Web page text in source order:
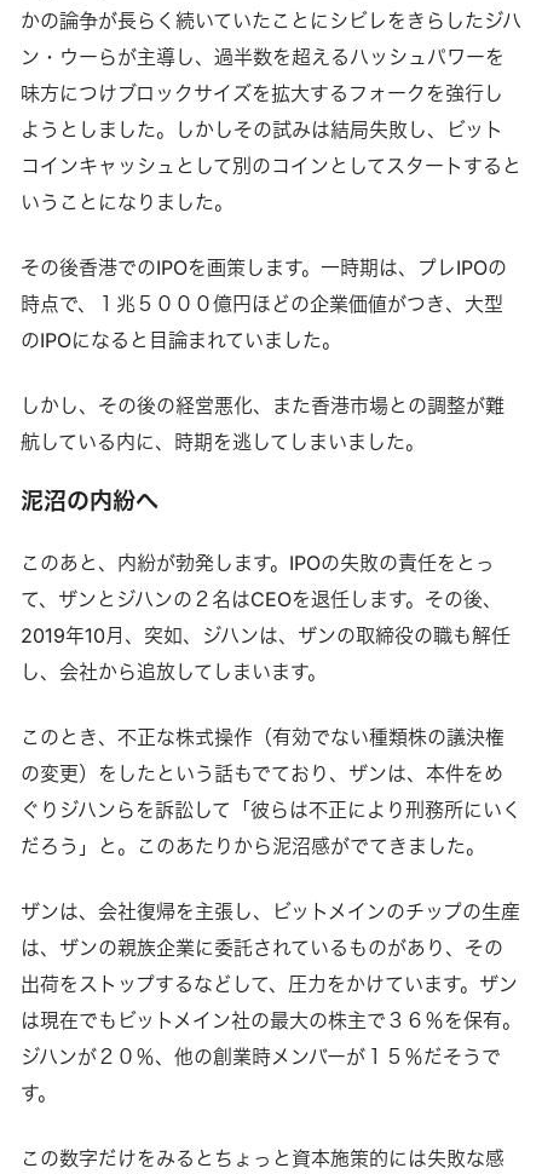
かの論争が長らく続いていたことにシビレをきらしたジハ
ン・ウーらが主導し、過半数を超えるハッシュパワーを
味方につけブロックサイズを拡大するフォークを強行し
ようとしました。しかしその試みは結局失敗し、ビット
コインキャッシュとして別のコインとしてスタートすると
いうことになりました。
その後香港でのIPOを画策します。一時期は、プレIPOの
時点で、１兆５０００億円ほどの企業価値がつき、大型
のIPOになると目論まれていました。
しかし、その後の経営悪化、また香港市場との調整が難
航している内に、時期を逃してしまいました。
泥沼の内紛へ
このあと、内紛が勃発します。IPOの失敗の責任をとっ
て、ザンとジハンの２名はCEOを退任します。その後、
2019年10月、突如、ジハンは、ザンの取締役の職も解任
し、会社から追放してしまいます。
このとき、不正な株式操作（有効でない種類株の議決権
の変更）をしたという話もでており、ザンは、本件をめ
ぐりジハンらを訴訟して「彼らは不正により刑務所にいく
だろう」と。このあたりから泥沼感がでてきました。
ザンは、会社復帰を主張し、ビットメインのチップの生産
は、ザンの親族企業に委託されているものがあり、その
出荷をストップするなどして、圧力をかけています。ザン
は現在でもビットメイン社の最大の株主で３６％を保有。
ジハンが２０％、他の創業時メンバーが１５％だそうで
す。
この数字だけをみるとちょっと資本施策的には失敗な感